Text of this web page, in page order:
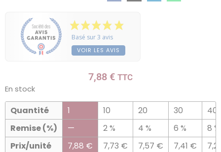
Basé sur 3 avis
VOIR LES AVIS
7,88 € TTC
En stock
Quantité
Remise (%)
Prix/unité
1
—
7,88 €
10
2 %
7,73 €
20
4 %
7,57 €
30
6 %
7,41 €
8 %